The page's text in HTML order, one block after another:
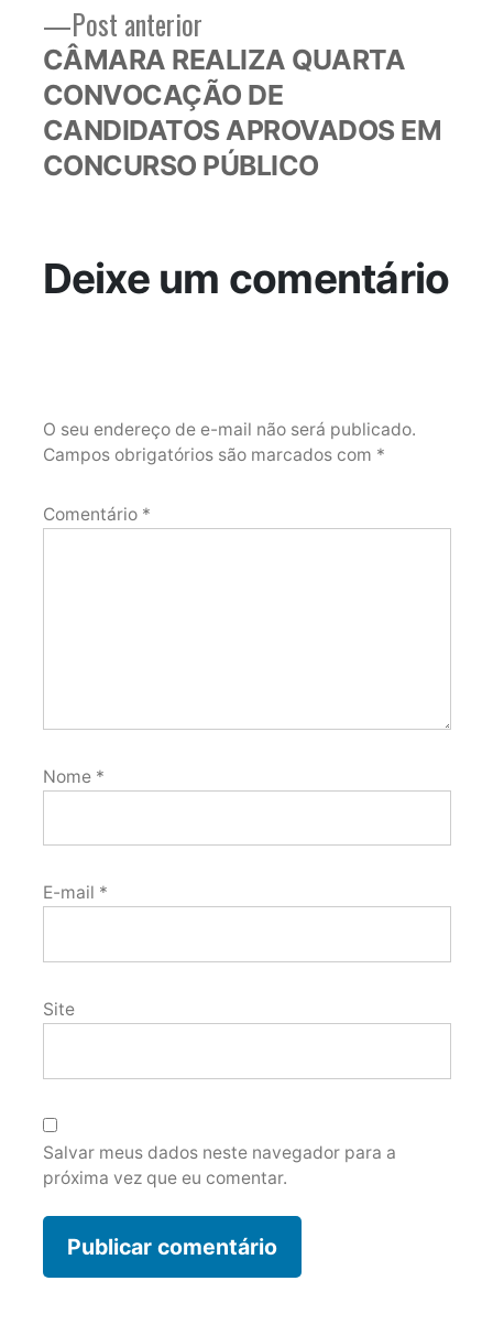
Post anteriorPost
anterior:
CÂMARA REALIZA QUARTA
CONVOCAÇÃO DE
CANDIDATOS APROVADOS EM
CONCURSO PÚBLICO
Deixe um comentário
O seu endereço de e-mail não será publicado.
Campos obrigatórios são marcados com *
Comentário *
Nome *
E-mail *
Site
Salvar meus dados neste navegador para a
próxima vez que eu comentar.